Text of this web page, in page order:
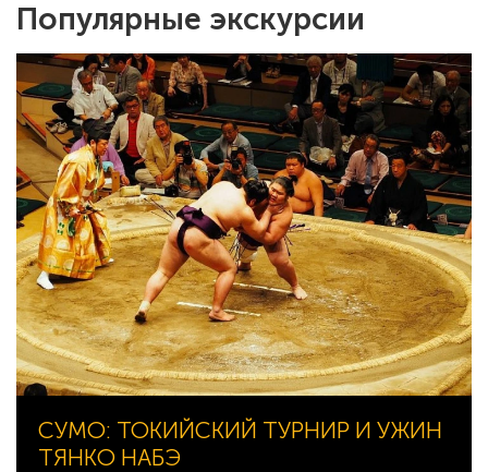
Популярные экскурсии
СУМО: ТОКИЙСКИЙ ТУРНИР И УЖИН
ТЯНКО НАБЭ